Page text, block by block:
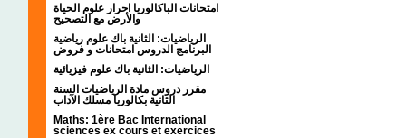
امتحانات الباكالوريا احرار علوم الحياة
والأرض مع التصحيح
الرياضيات: الثانية باك علوم رياضية
البرنامج الدروس امتحانات و فروض
الرياضيات: الثانية باك علوم فيزيائية
مقرر دروس مادة الرياضيات السنة
الثانية بكالوريا مسلك الآداب
Maths: 1ère Bac International
sciences ex cours et exercices